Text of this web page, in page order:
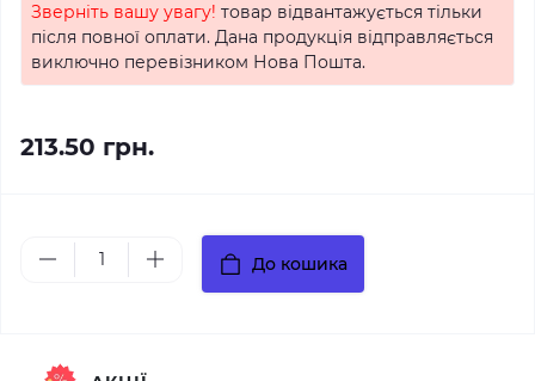
Зверніть вашу увагу! товар відвантажується тільки
після повної оплати. Дана продукція відправляється
виключно перевізником Нова Пошта.
213.50 грн.
До кошика